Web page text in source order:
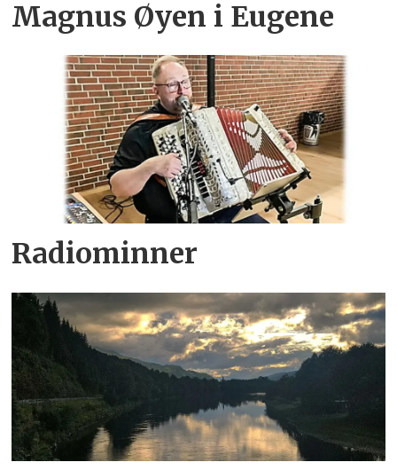
Magnus Øyen i Eugene
Radiominner